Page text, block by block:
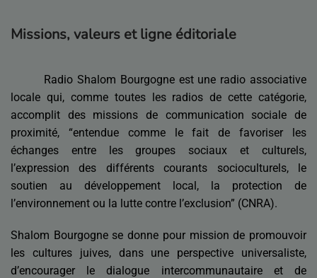
Missions, valeurs et ligne éditoriale
Radio Shalom Bourgogne est une radio associative
locale qui, comme toutes les radios de cette catégorie,
accomplit des missions de communication sociale de
proximité, “entendue comme le fait de favoriser les
échanges entre les groupes sociaux et culturels,
l’expression des différents courants socioculturels, le
soutien au développement local, la protection de
l’environnement ou la lutte contre l’exclusion” (CNRA).
Shalom Bourgogne se donne pour mission de promouvoir
les cultures juives, dans une perspective universaliste,
d’encourager le dialogue intercommunautaire et de